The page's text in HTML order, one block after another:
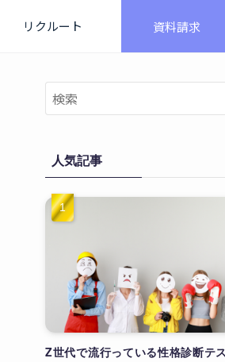
リクルート 資料請求
人気記事
Z世代で流行っている性格診断テ